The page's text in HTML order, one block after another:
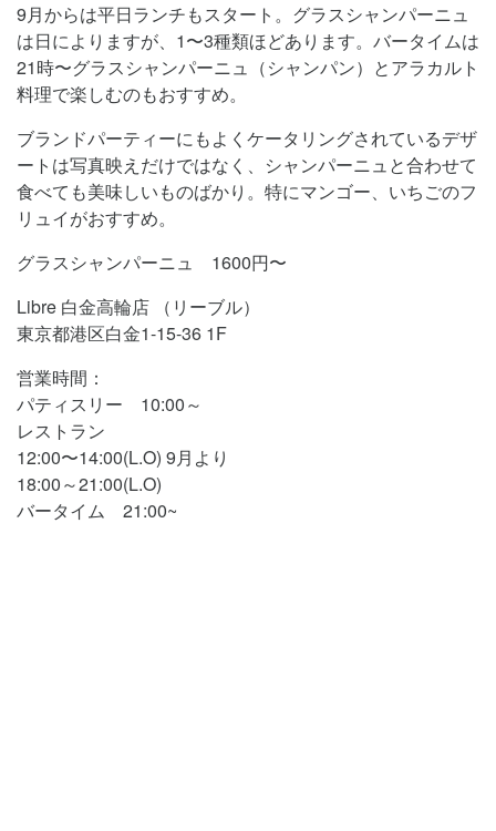
9月からは平日ランチもスタート。グラスシャンパーニュ
は日によりますが、1〜3種類ほどあります。バータイムは
21時〜グラスシャンパーニュ（シャンパン）とアラカルト
料理で楽しむのもおすすめ。
ブランドパーティーにもよくケータリングされているデザ
ートは写真映えだけではなく、シャンパーニュと合わせて
食べても美味しいものばかり。特にマンゴー、いちごのフ
リュイがおすすめ。
グラスシャンパーニュ 1600円〜
Libre 白金高輪店 （リーブル）
東京都港区白金1-15-36 1F
営業時間：
パティスリー 10:00～
レストラン
12:00〜14:00(L.O) 9月より
18:00～21:00(L.O)
バータイム 21:00~